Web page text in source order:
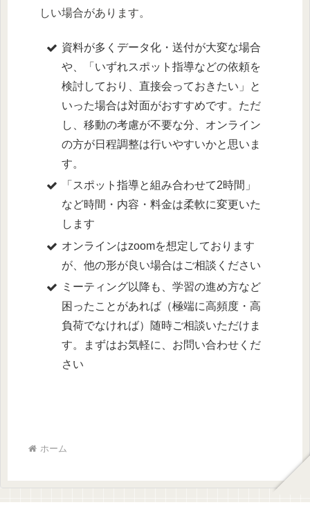
しい場合があります。
資料が多くデータ化・送付が大変な場合
や、「いずれスポット指導などの依頼を
検討しており、直接会っておきたい」と
いった場合は対面がおすすめです。ただ
し、移動の考慮が不要な分、オンライン
の方が日程調整は行いやすいかと思いま
す。
「スポット指導と組み合わせて2時間」
など時間・内容・料金は柔軟に変更いた
します
オンラインはzoomを想定しております
が、他の形が良い場合はご相談ください
ミーティング以降も、学習の進め方など
困ったことがあれば（極端に高頻度・高
負荷でなければ）随時ご相談いただけま
す。まずはお気軽に、お問い合わせくだ
さい
ホーム